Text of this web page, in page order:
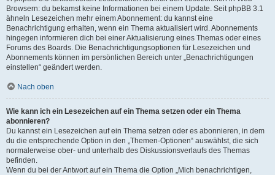
Browsern: du bekamst keine Informationen bei einem Update. Seit phpBB 3.1
ähneln Lesezeichen mehr einem Abonnement: du kannst eine
Benachrichtigung erhalten, wenn ein Thema aktualisiert wird. Abonnements
hingegen informieren dich bei einer Aktualisierung eines Themas oder eines
Forums des Boards. Die Benachrichtigungsoptionen für Lesezeichen und
Abonnements können im persönlichen Bereich unter „Benachrichtigungen
einstellen“ geändert werden.
Nach oben
Wie kann ich ein Lesezeichen auf ein Thema setzen oder ein Thema
abonnieren?
Du kannst ein Lesezeichen auf ein Thema setzen oder es abonnieren, in dem
du die entsprechende Option in den „Themen-Optionen“ auswählst, die sich
normalerweise ober- und unterhalb des Diskussionsverlaufs des Themas
befinden.
Wenn du bei der Antwort auf ein Thema die Option „Mich benachrichtigen,